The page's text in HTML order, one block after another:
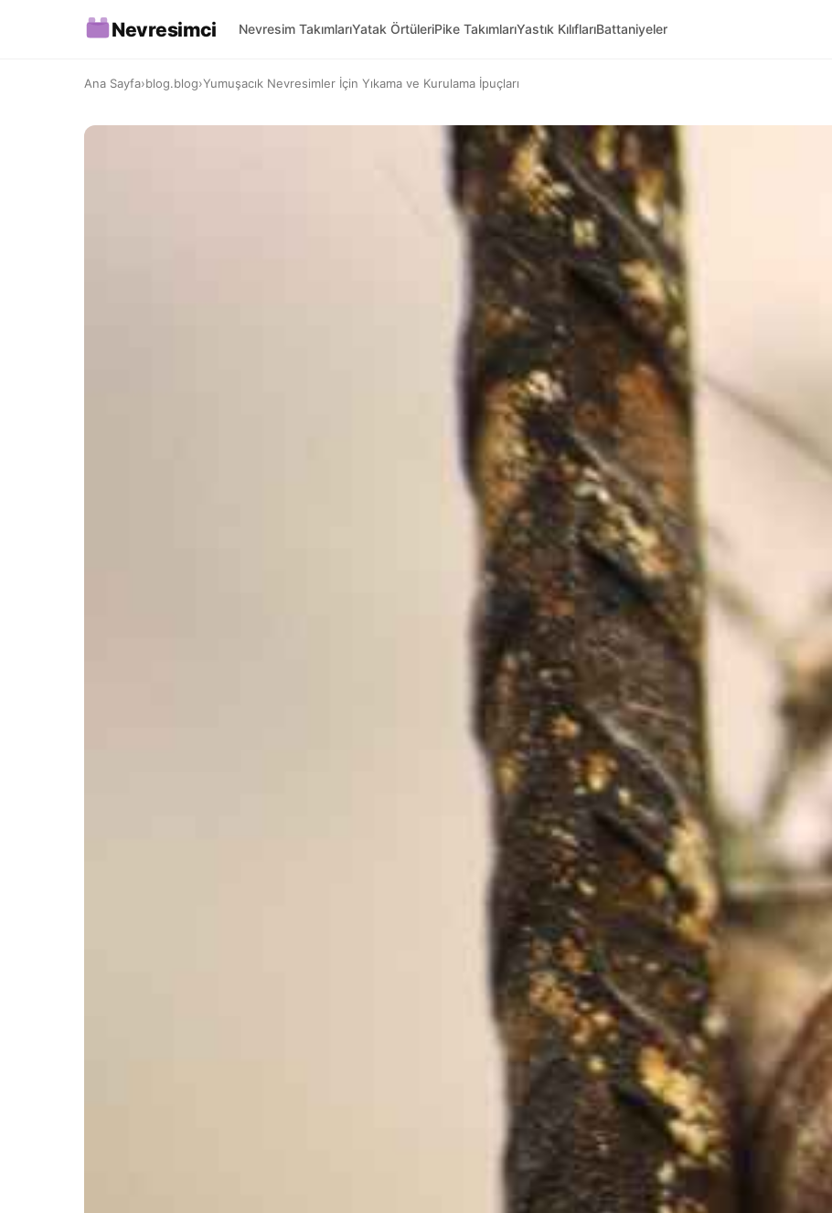
Nevresimci Nevresim TakımlarıYatak ÖrtüleriPike TakımlarıYastık KılıflarıBattaniyeler
Ana Sayfa›blog.blog›Yumuşacık Nevresimler İçin Yıkama ve Kurulama İpuçları